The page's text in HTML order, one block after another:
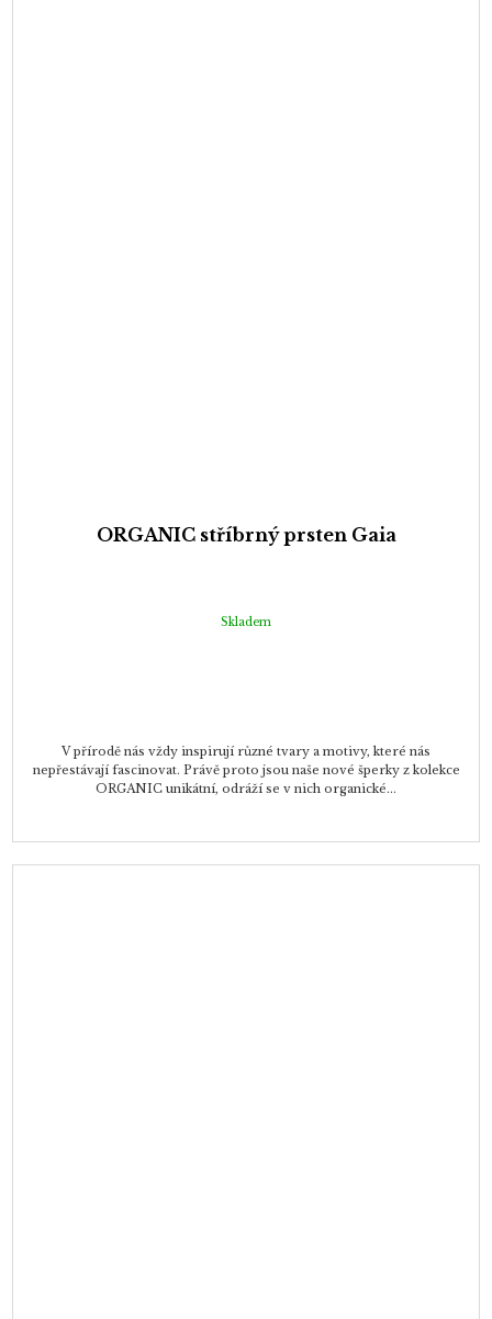
ORGANIC stříbrný prsten Gaia
Skladem
V přírodě nás vždy inspirují různé tvary a motivy, které nás
nepřestávají fascinovat. Právě proto jsou naše nové šperky z kolekce
ORGANIC unikátní, odráží se v nich organické...